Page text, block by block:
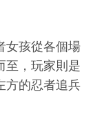
女孩從各個場
至，玩家則是
方的忍者追兵